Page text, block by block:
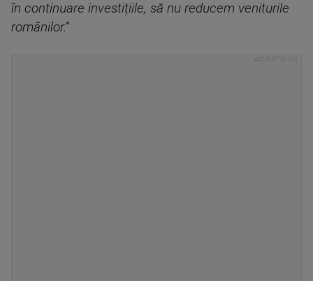
în continuare investițiile, să nu reducem veniturile
românilor.”